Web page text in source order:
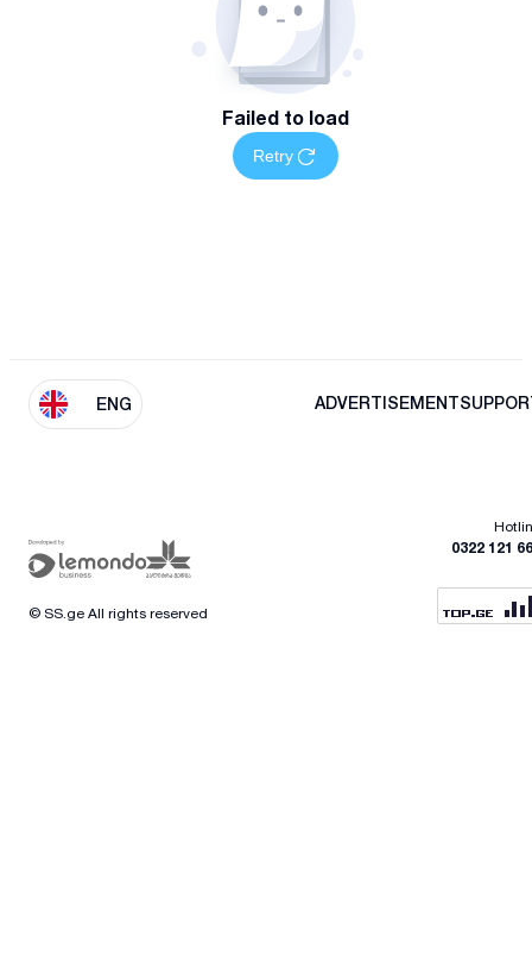
Failed to load
Retry
ENG ADVERTISEMENT
0322 121
© SS.ge All rights reserved